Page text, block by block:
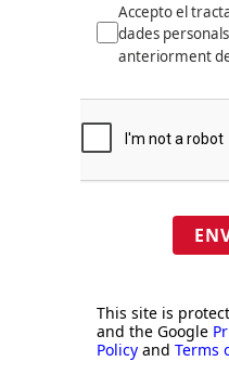
Accepto el
dades
anteriorment
This site is
and the Google
Policy and Terms